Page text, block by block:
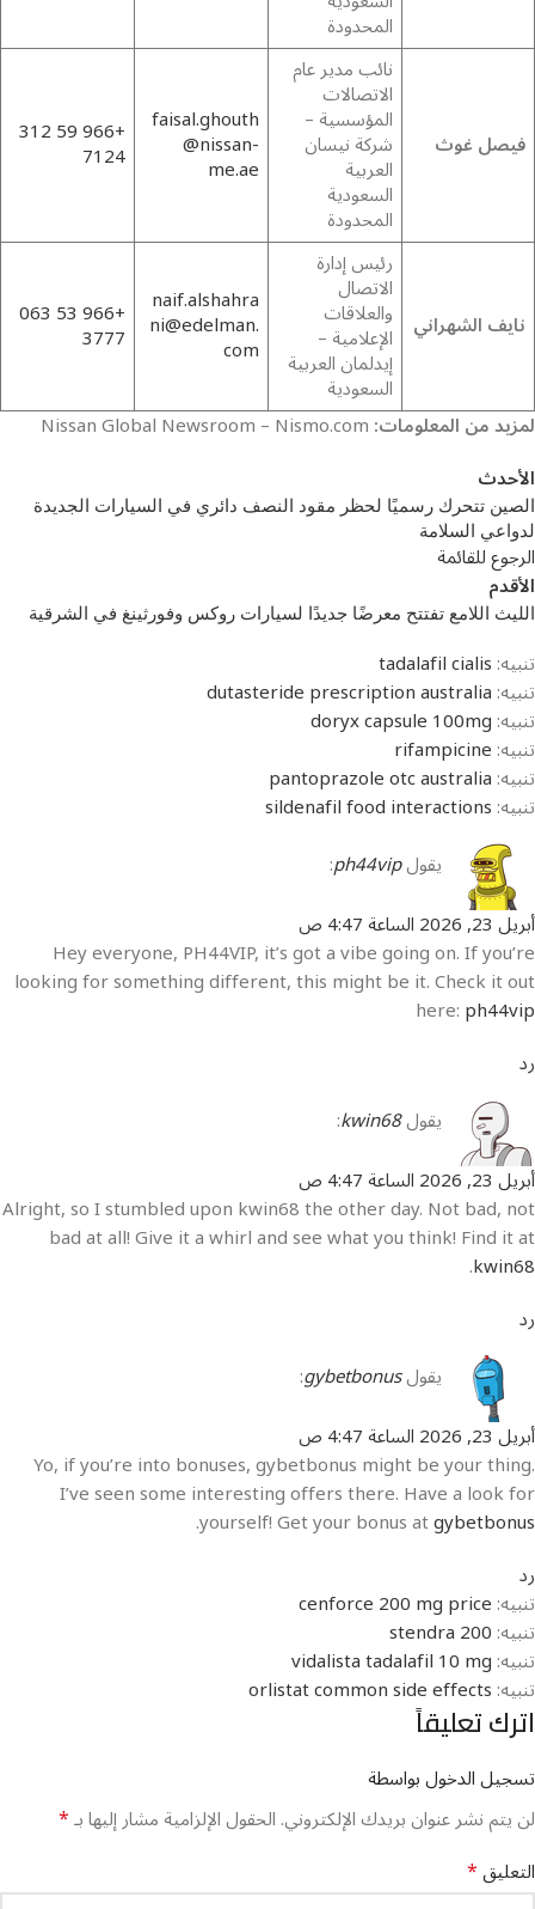
المحدودة
فيصل غوث
نائب مدير عام
الاتصالات
المؤسسية –
شركة نيسان
العربية
السعودية
المحدودة
faisal.ghouth
@nissan-
me.ae
+966 59 312
7124
نايف الشهراني
رئيس إدارة
الاتصال
والعلاقات
الإعلامية –
إيدلمان العربية
السعودية
naif.alshahra
ni@edelman.
com
+966 53 063
3777
لمزيد من المعلومات:
الأحدث
الصين تتحرك رسميًا لحظر مقود النصف دائري في السيارات الجديدة
لدواعي السلامة
الرجوع للقائمة
الأقدم
الليث اللامع تفتتح معرضًا جديدًا لسيارات روكس وفورثينغ في الشرقية
تنبيه:tadalafil cialis
تنبيه:dutasteride prescription australia
تنبيه:doryx capsule 100mg
تنبيه:rifampicine
تنبيه:pantoprazole otc australia
تنبيه:sildenafil food interactions
يقولph44vip
:
أبريل 23, 2026 الساعة 4:47 ص
Hey everyone, PH44VIP, it’s got a vibe going on. If you’re
looking for something different, this might be it. Check it out
here:ph44vip
رد
يقولkwin68
:
أبريل 23, 2026 الساعة 4:47 ص
Alright, so I stumbled upon kwin68 the other day. Not bad, not
bad at all! Give it a whirl and see what you think! Find it at
kwin68
.
رد
يقولgybetbonus
:
أبريل 23, 2026 الساعة 4:47 ص
Yo, if you’re into bonuses, gybetbonus might be your thing.
I’ve seen some interesting offers there. Have a look for
yourself! Get your bonus atgybetbonus
.
رد
تنبيه:cenforce 200 mg price
تنبيه:stendra 200
تنبيه:vidalista tadalafil 10 mg
تنبيه:orlistat common side effects
اترك تعليقاً
تسجيل الدخول بواسطة
لن يتم نشر عنوان بريدك الإلكتروني.الحقول الإلزامية مشار إليها بـ*
التعليق*